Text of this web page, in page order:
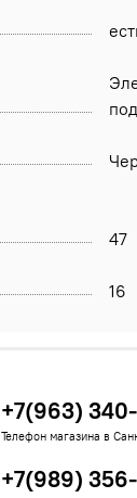
47
16
+7(963)
Телефон магазина в
+7(989)